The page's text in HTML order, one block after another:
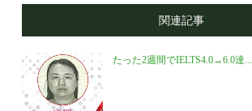
関連記事
たった2週間でIELTS4.0→6.0達...